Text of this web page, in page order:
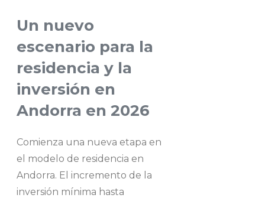
Un nuevo
escenario para la
residencia y la
inversión en
Andorra en 2026
Comienza una nueva etapa en
el modelo de residencia en
Andorra. El incremento de la
inversión mínima hasta